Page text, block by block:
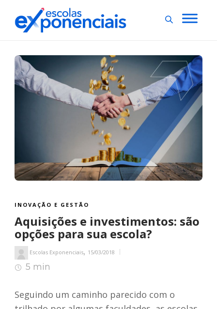
INOVAÇÃO E GESTÃO
Aquisições e investimentos: são
opções para sua escola?
Escolas Exponenciais, 15/03/2018
5 min
Seguindo um caminho parecido com o